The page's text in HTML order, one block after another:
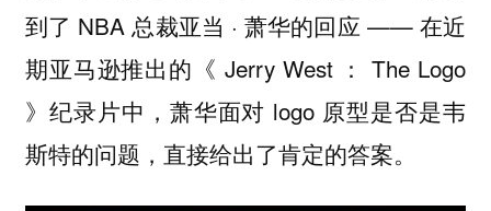
到了 NBA 总裁亚当 · 萧华的回应 —— 在近
期亚马逊推出的《 Jerry West ： The Logo
》纪录片中，萧华面对 logo 原型是否是韦
斯特的问题，直接给出了肯定的答案。